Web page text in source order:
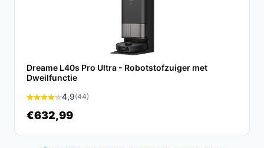
van technologie en gebruiksgemak, waardoor
innovatieve functies is deze robotstofzuiger een
efficiëntie en effectiviteit.
Dreame L40s Pro Ultra - Robotstofzuiger met
Dweilfunctie
4,9(44)
€632,99